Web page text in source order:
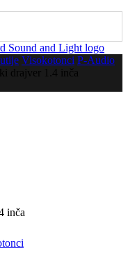
Visokotonci P-Audio
drajver 1.4 inča
inča